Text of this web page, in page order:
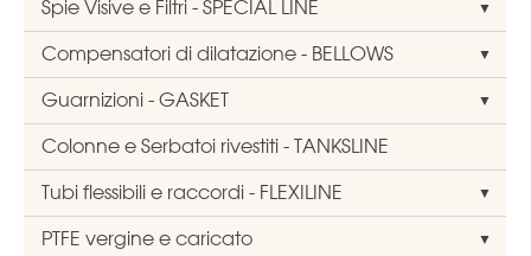
Spie Visive e Filtri - SPECIAL LINE
Compensatori di dilatazione - BELLOWS
Guarnizioni - GASKET
Colonne e Serbatoi rivestiti - TANKSLINE
Tubi flessibili e raccordi - FLEXILINE
PTFE vergine e caricato